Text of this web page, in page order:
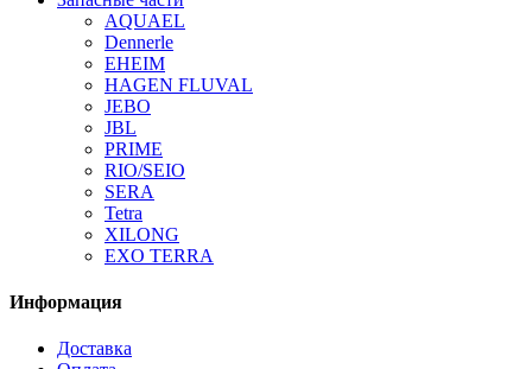
AQUAEL
Dennerle
EHEIM
HAGEN FLUVAL
JEBO
JBL
PRIME
RIO/SEIO
SERA
Tetra
XILONG
EXO TERRA
Информация
Доставка